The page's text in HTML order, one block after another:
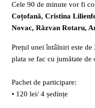
Cele 90 de minute vor fi
Coțofană, Cristina
Novac, Răzvan Rotaru,
Prețul unei întâlniri este
plata se fac cu jumătate de
Pachet de participare:
• 120 lei/ 4 ședințe